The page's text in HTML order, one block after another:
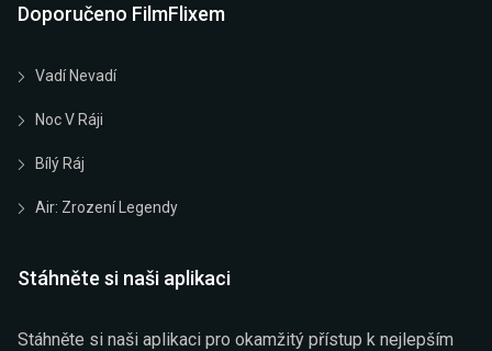
Doporučeno FilmFlixem
Vadí Nevadí
Noc V Ráji
Bílý Ráj
Air: Zrození Legendy
Stáhněte si naši aplikaci
Stáhněte si naši aplikaci pro okamžitý přístup k nejlepším